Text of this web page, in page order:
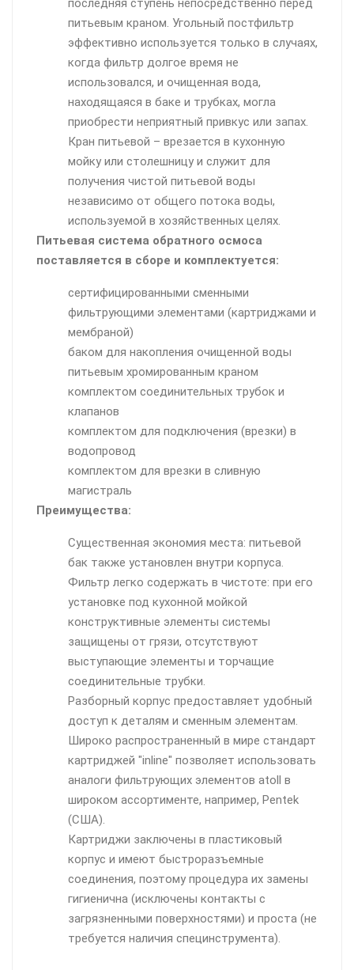
последняя ступень непосредственно перед
питьевым краном. Угольный постфильтр
эффективно используется только в случаях,
когда фильтр долгое время не
использовался, и очищенная вода,
находящаяся в баке и трубках, могла
приобрести неприятный привкус или запах.
Кран питьевой – врезается в кухонную
мойку или столешницу и служит для
получения чистой питьевой воды
независимо от общего потока воды,
используемой в хозяйственных целях.
Питьевая система обратного осмоса
поставляется в сборе и комплектуется:
сертифицированными сменными
фильтрующими элементами (картриджами и
мембраной)
баком для накопления очищенной воды
питьевым хромированным краном
комплектом соединительных трубок и
клапанов
комплектом для подключения (врезки) в
водопровод
комплектом для врезки в сливную
магистраль
Преимущества:
Существенная экономия места: питьевой
бак также установлен внутри корпуса.
Фильтр легко содержать в чистоте: при его
установке под кухонной мойкой
конструктивные элементы системы
защищены от грязи, отсутствуют
выступающие элементы и торчащие
соединительные трубки.
Разборный корпус предоставляет удобный
доступ к деталям и сменным элементам.
Широко распространенный в мире стандарт
картриджей "inline" позволяет использовать
аналоги фильтрующих элементов atoll в
широком ассортименте, например, Pentek
(США).
Картриджи заключены в пластиковый
корпус и имеют быстроразъемные
соединения, поэтому процедура их замены
гигиенична (исключены контакты с
загрязненными поверхностями) и проста (не
требуется наличия специнструмента).